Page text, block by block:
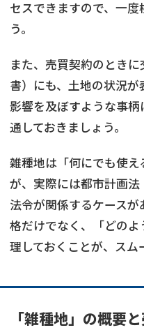
セスできますので、一度
う。
また、売買契約のとき
書）にも、土地の状況
影響を及ぼすような事
通しておきましょう。
雑種地は「何にでも使
が、実際には都市計画
法令が関係するケース
格だけでなく、「どの
理しておくことが、スム
「雑種地」の概要